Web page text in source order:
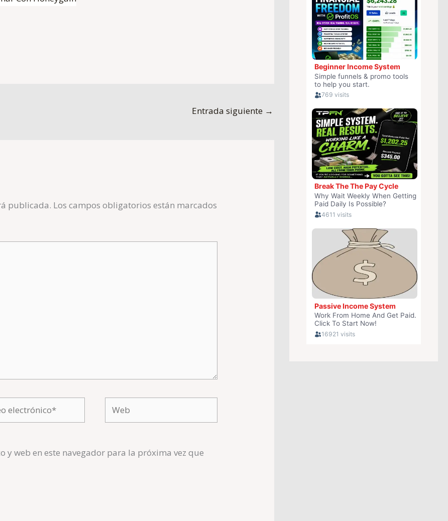
Entrada siguiente →
publicada. Los campos obligatorios están marcados
Web
y web en este navegador para la próxima vez que